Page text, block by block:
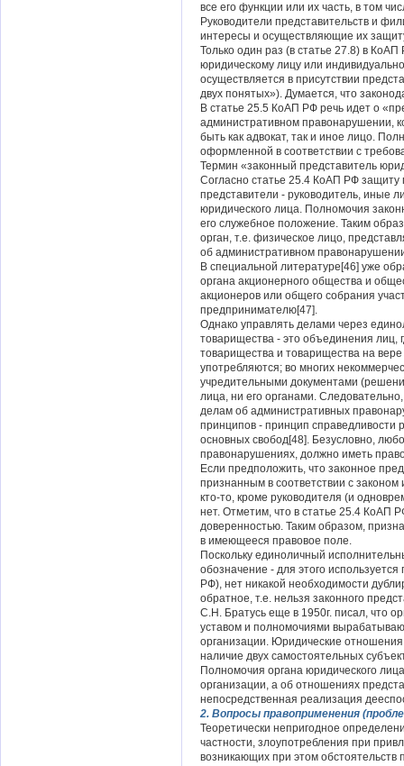
все его функции или их часть, в том
Руководители представительств и
интересы и осуществляющие их
Только один раз (в статье 27.8) в
юридическому лицу или
осуществляется в присутствии
двух понятых»). Думается, что
В статье 25.5 КоАП РФ речь идет о
административном правонарушении,
быть как адвокат, так и иное лицо.
оформленной в соответствии с
Термин «законный представитель
Согласно статье 25.4 КоАП РФ защиту
представители - руководитель, иные
юридического лица. Полномочия
его служебное положение. Таким
орган, т.е. физическое лицо,
об административном
В специальной литературе[46] уже
органа акционерного общества и
акционеров или общего собрания
предпринимателю[47].
Однако управлять делами через
товарищества - это объединения лиц,
товарищества и товарищества на
употребляются; во многих
учредительными документами
лица, ни его органами.
делам об административных
принципов - принцип справедливости
основных свобод[48]. Безусловно,
правонарушениях, должно иметь
Если предположить, что законное
признанным в соответствии с
кто-то, кроме руководителя (и
нет. Отметим, что в статье 25.4 КоАП
доверенностью. Таким образом,
в имеющееся правовое поле.
Поскольку единоличный
обозначение - для этого
РФ), нет никакой необходимости
обратное, т.е. нельзя законного
С.Н. Братусь еще в 1950г. писал, что
уставом и полномочиями
организации. Юридические
наличие двух самостоятельных
Полномочия органа юридического
организации, а об отношениях
непосредственная реализация
2. Вопросы правоприменения
Теоретически непригодное
частности, злоупотребления при
возникающих при этом обстоятельств